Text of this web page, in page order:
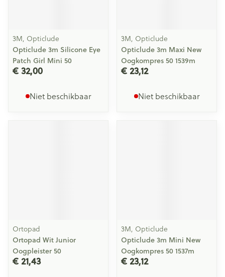
3M, Opticlude
Opticlude 3m Silicone Eye
Patch Girl Mini 50
€ 32,00
Niet beschikbaar
3M, Opticlude
Opticlude 3m Maxi New
Oogkompres 50 1539m
€ 23,12
Niet beschikbaar
Ortopad
Ortopad Wit Junior
Oogpleister 50
€ 21,43
3M, Opticlude
Opticlude 3m Mini New
Oogkompres 50 1537m
€ 23,12